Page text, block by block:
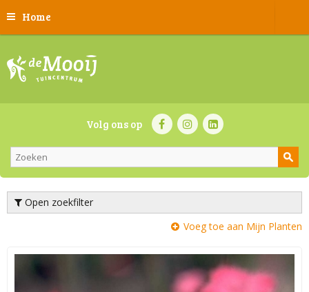
Home
Volg ons op
Open zoekfilter
Voeg toe aan Mijn Planten